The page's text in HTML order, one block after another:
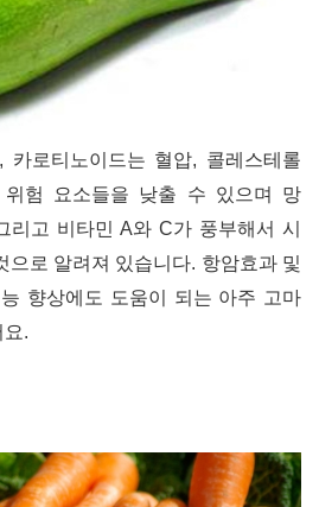
, 카로티노이드는 혈압, 콜레스테롤
험 요소들을 낮출 수 있으며 망
리고 비타민A와C가 풍부해서 시
으로 알려져 있습니다. 항암효과 및
향상에도 도움이 되는 아주 고마
요.